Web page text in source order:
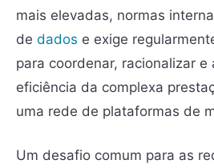
mais elevadas, normas
de dados e exige
para coordenar, racionalizar e
eficiência da complexa
uma rede de plataformas de
Um desafio comum para as